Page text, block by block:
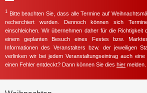
1 Bitte beachten Sie, dass alle Termine auf
recherchiert wurden. Dennoch können sich
einschleichen. Wir übernehmen daher für die Richtigkeit
einem geplanten Besuch eines Festes bzw.
Informationen des Veranstalters bzw. der jeweiligen
verlinken wir bei jedem Veranstaltungseintrag auch
einen Fehler entdeckt? Dann können Sie dies hier melden.